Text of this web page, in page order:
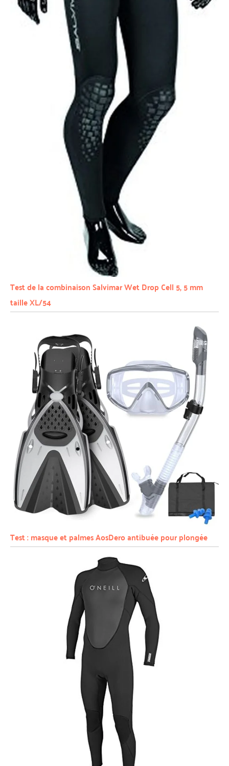
Test de la combinaison Salvimar Wet Drop Cell 5, 5 mm
taille XL/54
Test : masque et palmes AosDero antibuée pour plongée